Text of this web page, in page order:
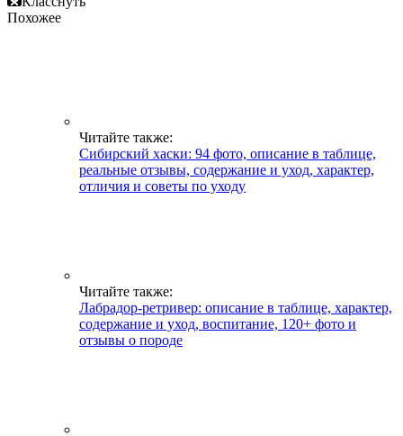
Похожее
Читайте также:
Сибирский хаски: 94 фото, описание в таблице,
реальные отзывы, содержание и уход, характер,
отличия и советы по уходу
Читайте также:
Лабрадор-ретривер: описание в таблице, характер,
содержание и уход, воспитание, 120+ фото и
отзывы о породе